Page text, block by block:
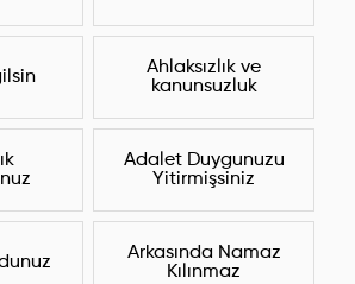
Ahlaksızlık ve
kanunsuzluk
Adalet Duygunuzu
Yitirmişsiniz
Arkasında Namaz
Kılınmaz